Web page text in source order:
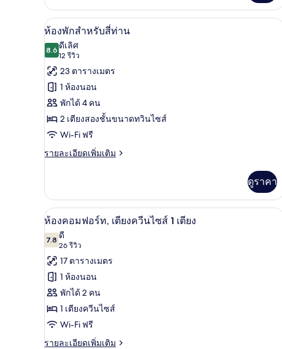
เปิด
ภาพถ่าย
ทั้งหมด
ของ
ห้อง
พัก
สำหรับ
สี่
ตู้นิรภัยในห้องพัก, โต๊ะทำงาน, เต
4
ห้องพักสำหรับสี่ท่าน
8.68.6 จาก 10
ดีเลิศ
12 รีวิว
(12
รีวิว)
23 ตารางเมตร
1 ห้องนอน
พักได้ 4 คน
2 เตียงสองชั้นขนาดทวินไซส์
Wi-Fi ฟรี
รายละเอียดเพิ่มเติม
ราย
เกี่ยว
กับ
ห้อง
สำหรับ
ท่าน
ดูราคา
เปิด
ภาพถ่าย
ทั้งหมด
ของ
ห้อง
คอมฟอร์ท,
เตียง
ควีน
ตู้นิรภัยในห้องพัก, โต๊ะทำงาน, เต
4
ห้องคอมฟอร์ท, เตียงควีนไซส์ 1 เตียง
7.87.8 จาก 10
ดี
26 รีวิว
(26
รีวิว)
17 ตารางเมตร
1 ห้องนอน
พักได้ 2 คน
1 เตียงควีนไซส์
Wi-Fi ฟรี
รายละเอียดเพิ่มเติม
ราย